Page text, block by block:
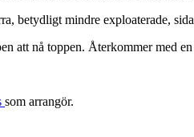
betydligt mindre exploaterade,
att nå toppen. Återkommer med
som arrangör.